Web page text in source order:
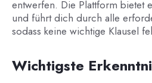
entwerfen. Die Plattform bietet
und führt dich durch alle
sodass keine wichtige Klausel
Wichtigste